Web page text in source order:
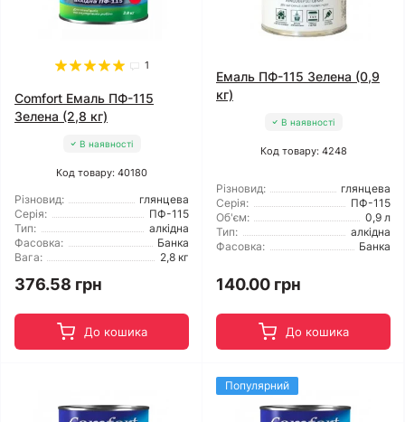
1
Comfort Емаль ПФ-115
Зелена (2,8 кг)
В наявності
Код товару: 40180
Різновид:
глянцева
Серія:
ПФ-115
Тип:
алкідна
Фасовка:
Банка
Вага:
2,8 кг
376.58 грн
До кошика
Емаль ПФ-115 Зелена (0,9
кг)
В наявності
Код товару: 4248
Різновид:
глянцева
Серія:
ПФ-115
Об'єм:
0,9 л
Тип:
алкідна
Фасовка:
Банка
140.00 грн
До кошика
Популярний